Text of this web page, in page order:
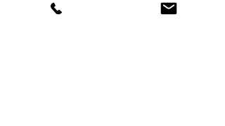
La vie de l'association